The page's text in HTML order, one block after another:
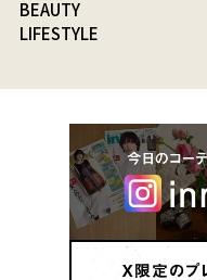
BEAUTY
LIFESTYLE